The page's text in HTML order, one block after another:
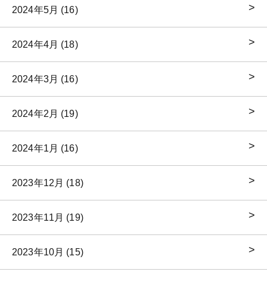
2024年5月 (16)
2024年4月 (18)
2024年3月 (16)
2024年2月 (19)
2024年1月 (16)
2023年12月 (18)
2023年11月 (19)
2023年10月 (15)